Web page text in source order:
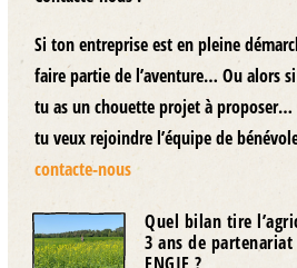
Si ton entreprise est en pleine
faire partie de l’aventure… Ou alors
tu as un chouette projet à
tu veux rejoindre l’équipe de
contacte-nous
Quel bilan tire
3 ans de